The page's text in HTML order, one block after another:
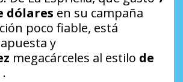
dólares en su campaña
poco fiable, está
y
megacárceles al estilo de
.